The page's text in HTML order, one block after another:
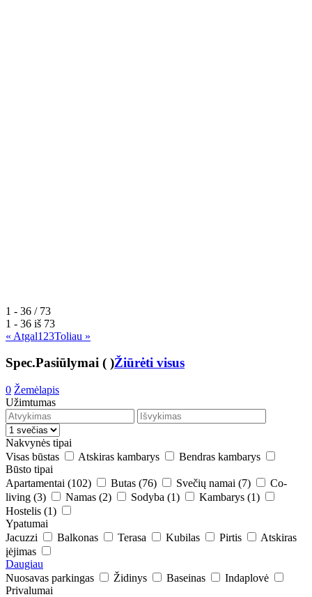
1 - 36 / 73
1 - 36 iš 73
« Atgal1 23Toliau »
Spec.Pasiūlymai ( )Žiūrėti visus
0 Žemėlapis
Užimtumas
Nakvynės tipai
Visas būstas
Atskiras kambarys
Bendras kambarys
Būsto tipai
Apartamentai (102) Butas (76) Svečių namai (7)
Co-
living (3) Namas (2) Sodyba (1) Kambarys (1)
Hostelis (1)
Ypatumai
Jacuzzi
Balkonas Terasa Kubilas Pirtis
Atskiras
įėjimas
Daugiau
Nuosavas parkingas
Židinys Baseinas
Indaplovė
Privalumai